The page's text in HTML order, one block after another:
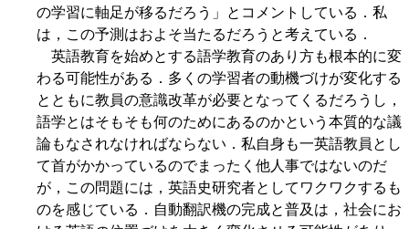
の学習に軸足が移るだろう」とコメントしている．私
は，この予測はおよそ当たるだろうと考えている．
英語教育を始めとする語学教育のあり方も根本的に変
わる可能性がある．多くの学習者の動機づけが変化する
とともに教員の意識改革が必要となってくるだろうし，
語学とはそもそも何のためにあるのかという本質的な議
論もなされなければならない．私自身も一英語教員とし
て首がかかっているのでまったく他人事ではないのだ
が，この問題には，英語史研究者としてワクワクするも
のを感じている．自動翻訳機の完成と普及は，社会にお